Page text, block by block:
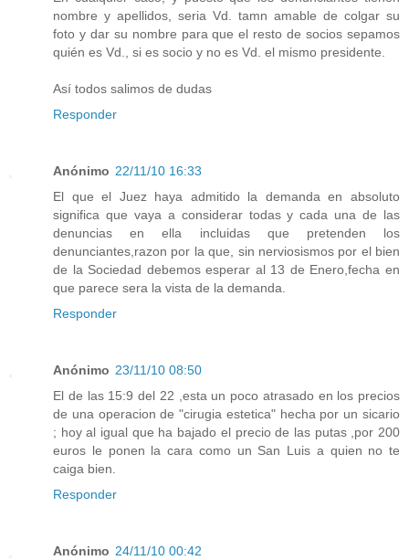
nombre y apellidos, seria Vd. tamn amable de colgar su
foto y dar su nombre para que el resto de socios sepamos
quién es Vd., si es socio y no es Vd. el mismo presidente.
Así todos salimos de dudas
Responder
Anónimo 22/11/10 16:33
El que el Juez haya admitido la demanda en absoluto
significa que vaya a considerar todas y cada una de las
denuncias en ella incluidas que pretenden los
denunciantes,razon por la que, sin nerviosismos por el bien
de la Sociedad debemos esperar al 13 de Enero,fecha en
que parece sera la vista de la demanda.
Responder
Anónimo 23/11/10 08:50
El de las 15:9 del 22 ,esta un poco atrasado en los precios
de una operacion de "cirugia estetica" hecha por un sicario
; hoy al igual que ha bajado el precio de las putas ,por 200
euros le ponen la cara como un San Luis a quien no te
caiga bien.
Responder
Anónimo 24/11/10 00:42